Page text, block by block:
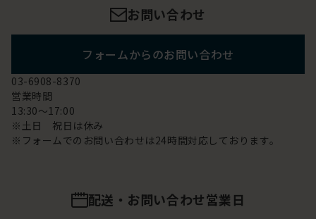
お問い合わせ
フォームからのお問い合わせ
03-6908-8370
営業時間
13:30～17:00
※土日 祝日は休み
※フォームでのお問い合わせは24時間対応しております。
配送・お問い合わせ営業日